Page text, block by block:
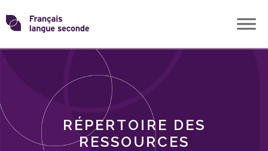
Skip
toTransformons
langue
RÉPERTOIRE DES
RESSOURCES
THÈMES